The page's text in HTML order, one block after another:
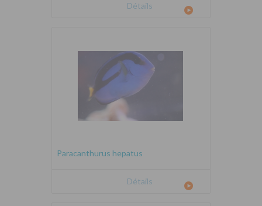
Détails
Paracanthurus hepatus
Détails